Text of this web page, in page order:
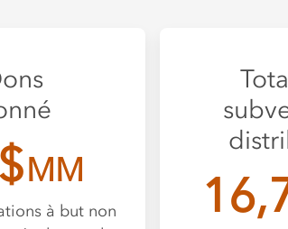
MM
à but non